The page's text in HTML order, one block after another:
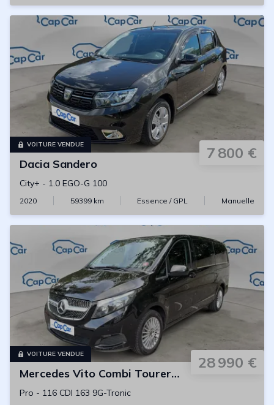
VOITURE VENDUE 7 800 €
Dacia Sandero
City+ - 1.0 EGO-G 100
2020 59399km Essence / GPL Manuelle
VOITURE VENDUE 28 990 €
Mercedes Vito Combi Tourer Long
Pro - 116 CDI 163 9G-Tronic